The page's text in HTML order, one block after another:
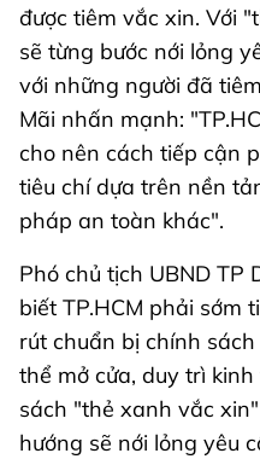
được tiêm vắc xin. Với
sẽ từng bước nới lỏng
với những người đã
Mãi nhấn mạnh:
cho nên cách tiếp cận
tiêu chí dựa trên nền
pháp an toàn khác".
Phó chủ tịch UBND TP
biết TP.HCM phải sớm
rút chuẩn bị chính
thể mở cửa, duy trì
sách "thẻ xanh vắc
hướng sẽ nới lỏng yêu